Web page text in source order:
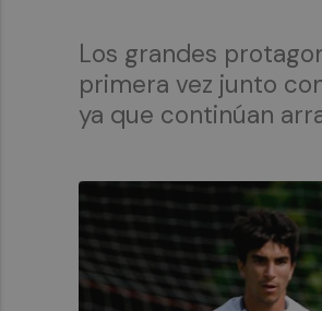
Los grandes
primera vez junto
ya que continúan